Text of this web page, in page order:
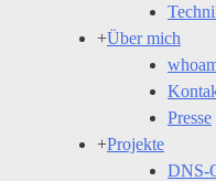
+Über mich
Presse
+Projekte
DNS-